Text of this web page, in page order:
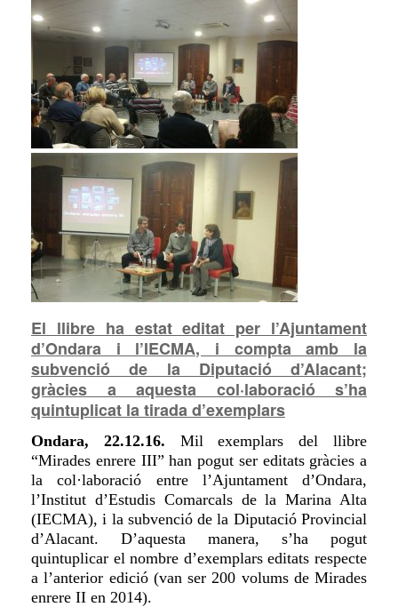
El llibre ha estat editat per l’Ajuntament
d’Ondara i l’IECMA, i compta amb la
subvenció de la Diputació d’Alacant;
gràcies a aquesta col·laboració s’ha
quintuplicat la tirada d’exemplars
Ondara, 22.12.16. Mil exemplars del llibre
“Mirades enrere III” han pogut ser editats gràcies a
la col·laboració entre l’Ajuntament d’Ondara,
l’Institut d’Estudis Comarcals de la Marina Alta
(IECMA), i la subvenció de la Diputació Provincial
d’Alacant. D’aquesta manera, s’ha pogut
quintuplicar el nombre d’exemplars editats respecte
a l’anterior edició (van ser 200 volums de Mirades
enrere II en 2014).